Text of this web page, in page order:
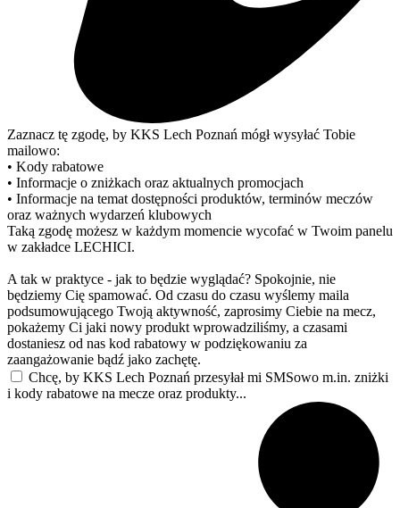
Zaznacz tę zgodę, by KKS Lech Poznań mógł wysyłać Tobie
mailowo:
• Kody rabatowe
• Informacje o zniżkach oraz aktualnych promocjach
• Informacje na temat dostępności produktów, terminów meczów
oraz ważnych wydarzeń klubowych
Taką zgodę możesz w każdym momencie wycofać w Twoim panelu
w zakładce LECHICI.
A tak w praktyce - jak to będzie wyglądać? Spokojnie, nie
będziemy Cię spamować. Od czasu do czasu wyślemy maila
podsumowującego Twoją aktywność, zaprosimy Ciebie na mecz,
pokażemy Ci jaki nowy produkt wprowadziliśmy, a czasami
dostaniesz od nas kod rabatowy w podziękowaniu za
zaangażowanie bądź jako zachętę.
Chcę, by KKS Lech Poznań przesyłał mi SMSowo m.in. zniżki
i kody rabatowe na mecze oraz produkty...